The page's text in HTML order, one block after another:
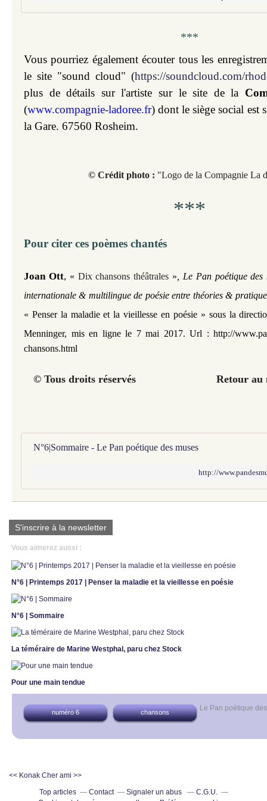
***
Vous pourriez également écouter tous les
le site "sound cloud" (https://soundcloud.com/
plus de détails sur l'artiste sur le site de la
(www.compagnie-ladoree.fr)dont le siège social est
la Gare. 67560 Rosheim.
© Crédit photo : "Logo de la Compagnie La
***
Pour citer ces poèmes chantés
Joan Ott, « Dix chansons théâtrales » , Le Pan poétique des
internationale & multilingue de poésie entre théories &
« Penser la maladie et la vieillesse en poésie » sous la
Menninger, mis en ligne le 7 mai 2017. Url : http://
chansons.html
© Tous droits réservés Retour au
N°6|Sommaire - Le Pan poétique des muses
http://
S'inscrire à la newsletter
Vous aimerez aussi :
N°6 | Printemps 2017 | Penser la maladie et la vieillesse en poésie
N°6 | Sommaire
La téméraire de Marine Westphal, paru chez Stock
Pour une main tendue
Le Pan poétique
numéro 6 chansons
<< Konak Cher ami >>
Top articles
Contact Signaler un abus
C.G.U.